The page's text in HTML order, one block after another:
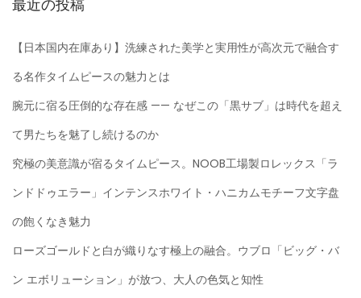
最近の投稿
【日本国内在庫あり】洗練された美学と実用性が高次元で融合す
る名作タイムピースの魅力とは
腕元に宿る圧倒的な存在感 —— なぜこの「黒サブ」は時代を超え
て男たちを魅了し続けるのか
究極の美意識が宿るタイムピース。NOOB工場製ロレックス「ラ
ンドドゥエラー」インテンスホワイト・ハニカムモチーフ文字盘
の飽くなき魅力
ローズゴールドと白が織りなす極上の融合。ウブロ「ビッグ・バ
ン エボリューション」が放つ、大人の色気と知性